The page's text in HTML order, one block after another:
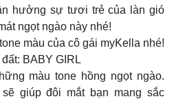
hưởng sự tươi trẻ của làn gió
ngọt ngào này nhé!
màu của cô gái myKella nhé!
BABY GIRL
màu tone hồng ngọt ngào.
giúp đôi mắt bạn mang sắc